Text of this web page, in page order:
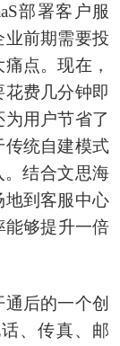
部署客户服
前期需要投
点。现在，
费几分钟即
用户节省了
传统自建模式
。结合文思海
地到客服中心
能够提升一倍
后的一个创
、传真、邮